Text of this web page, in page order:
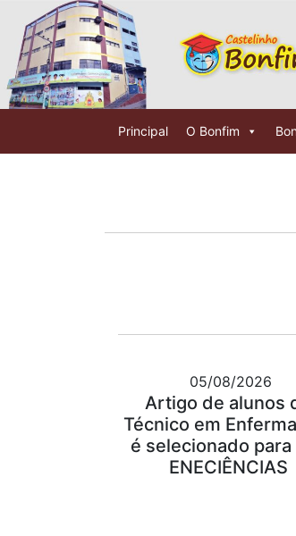
Principal O Bonfim
05/08/2026
Artigo de alunos
Técnico em
é selecionado para
ENECIÊNCIAS